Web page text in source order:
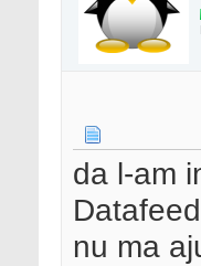
da l-am
nu ma